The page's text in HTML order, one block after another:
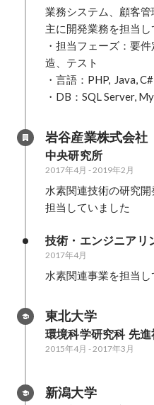
業務システム、顧客
主に開発業務を担当し
・担当フェーズ：要
造、テスト
・言語：PHP,  Java, C#
・DB：SQL Server,
岩谷産業株式会社
中央研究所
2017年4月 -2019年2月
水素関連技術の研究
担当していました
技術・エンジニア
2017年4月
水素関連事業を担当し
東北大学
環境科学研究科 先
2015年4月 -2017年3月
新潟大学